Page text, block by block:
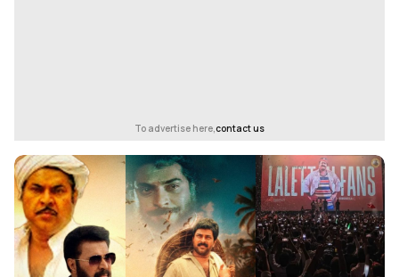
To advertise here,contact us